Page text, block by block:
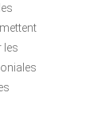
les